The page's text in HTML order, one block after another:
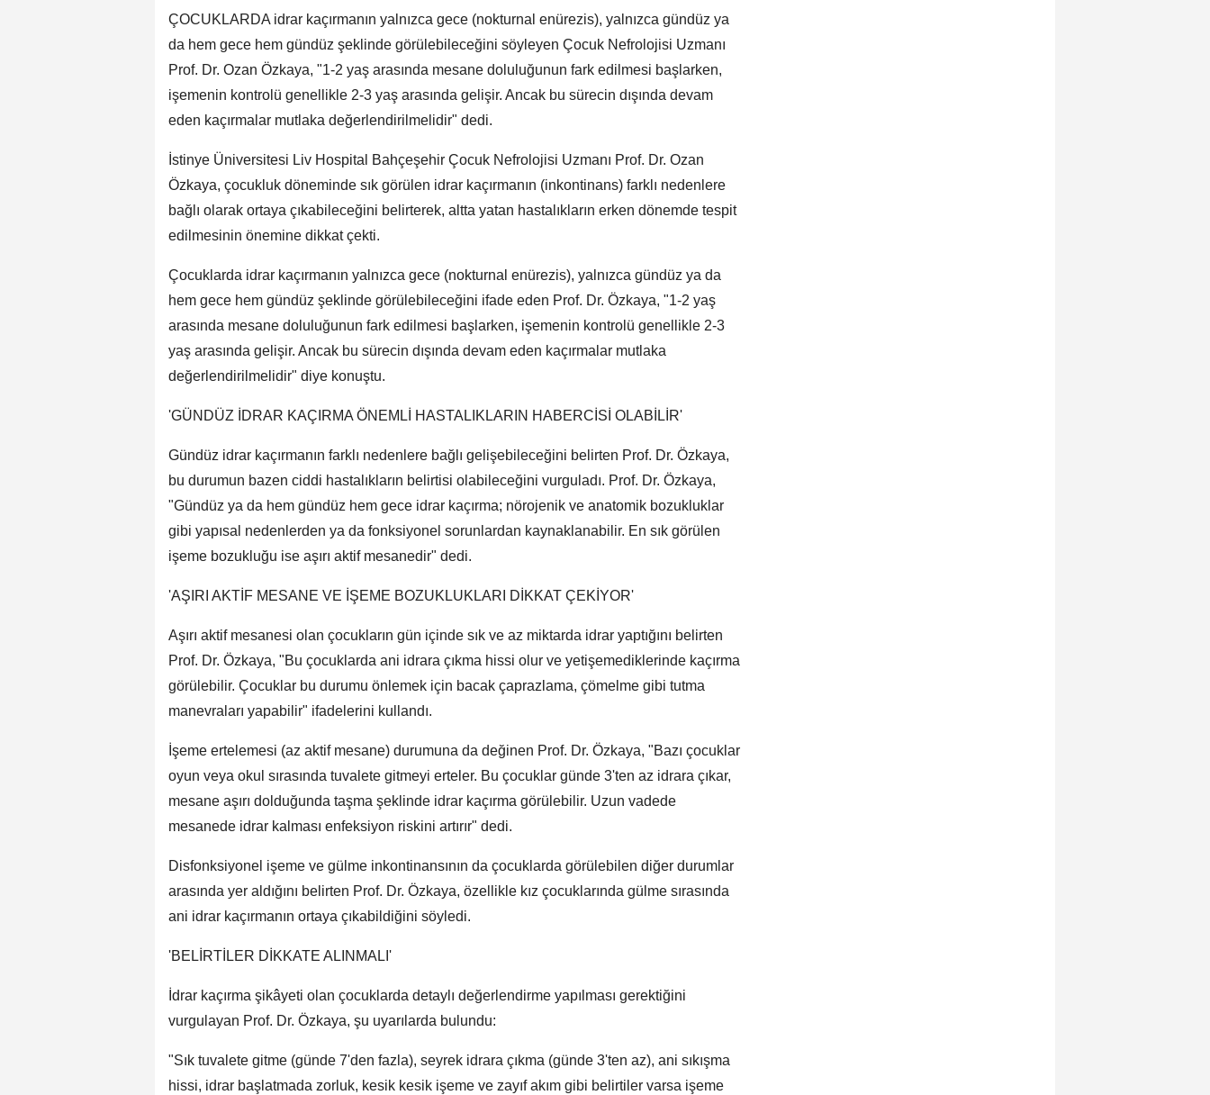
ÇOCUKLARDA idrar kaçırmanın yalnızca gece (nokturnal enürezis), yalnızca gündüz ya
da hem gece hem gündüz şeklinde görülebileceğini söyleyen Çocuk Nefrolojisi Uzmanı
Prof. Dr. Ozan Özkaya, "1-2 yaş arasında mesane doluluğunun fark edilmesi başlarken,
işemenin kontrolü genellikle 2-3 yaş arasında gelişir. Ancak bu sürecin dışında devam
eden kaçırmalar mutlaka değerlendirilmelidir" dedi.
İstinye Üniversitesi Liv Hospital Bahçeşehir Çocuk Nefrolojisi Uzmanı Prof. Dr. Ozan
Özkaya, çocukluk döneminde sık görülen idrar kaçırmanın (inkontinans) farklı nedenlere
bağlı olarak ortaya çıkabileceğini belirterek, altta yatan hastalıkların erken dönemde tespit
edilmesinin önemine dikkat çekti.
Çocuklarda idrar kaçırmanın yalnızca gece (nokturnal enürezis), yalnızca gündüz ya da
hem gece hem gündüz şeklinde görülebileceğini ifade eden Prof. Dr. Özkaya, "1-2 yaş
arasında mesane doluluğunun fark edilmesi başlarken, işemenin kontrolü genellikle 2-3
yaş arasında gelişir. Ancak bu sürecin dışında devam eden kaçırmalar mutlaka
değerlendirilmelidir" diye konuştu.
'GÜNDÜZ İDRAR KAÇIRMA ÖNEMLİ HASTALIKLARIN HABERCİSİ OLABİLİR'
Gündüz idrar kaçırmanın farklı nedenlere bağlı gelişebileceğini belirten Prof. Dr. Özkaya,
bu durumun bazen ciddi hastalıkların belirtisi olabileceğini vurguladı. Prof. Dr. Özkaya,
"Gündüz ya da hem gündüz hem gece idrar kaçırma; nörojenik ve anatomik bozukluklar
gibi yapısal nedenlerden ya da fonksiyonel sorunlardan kaynaklanabilir. En sık görülen
işeme bozukluğu ise aşırı aktif mesanedir" dedi.
'AŞIRI AKTİF MESANE VE İŞEME BOZUKLUKLARI DİKKAT ÇEKİYOR'
Aşırı aktif mesanesi olan çocukların gün içinde sık ve az miktarda idrar yaptığını belirten
Prof. Dr. Özkaya, "Bu çocuklarda ani idrara çıkma hissi olur ve yetişemediklerinde kaçırma
görülebilir. Çocuklar bu durumu önlemek için bacak çaprazlama, çömelme gibi tutma
manevraları yapabilir" ifadelerini kullandı.
İşeme ertelemesi (az aktif mesane) durumuna da değinen Prof. Dr. Özkaya, "Bazı çocuklar
oyun veya okul sırasında tuvalete gitmeyi erteler. Bu çocuklar günde 3'ten az idrara çıkar,
mesane aşırı dolduğunda taşma şeklinde idrar kaçırma görülebilir. Uzun vadede
mesanede idrar kalması enfeksiyon riskini artırır" dedi.
Disfonksiyonel işeme ve gülme inkontinansının da çocuklarda görülebilen diğer durumlar
arasında yer aldığını belirten Prof. Dr. Özkaya, özellikle kız çocuklarında gülme sırasında
ani idrar kaçırmanın ortaya çıkabildiğini söyledi.
'BELİRTİLER DİKKATE ALINMALI'
İdrar kaçırma şikâyeti olan çocuklarda detaylı değerlendirme yapılması gerektiğini
vurgulayan Prof. Dr. Özkaya, şu uyarılarda bulundu:
"Sık tuvalete gitme (günde 7'den fazla), seyrek idrara çıkma (günde 3'ten az), ani sıkışma
hissi, idrar başlatmada zorluk, kesik kesik işeme ve zayıf akım gibi belirtiler varsa işeme